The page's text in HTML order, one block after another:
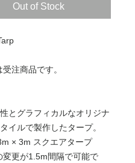
Out of Stock
注商品です。
とグラフィカルなオリジナ
イルで製作したタープ。
× 3m スクエアタープ
変更が1.5m間隔で可能で